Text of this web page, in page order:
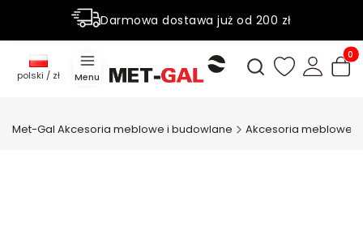
Darmowa dostawa już od 200 zł
Rabaty do 50% na wybrane produky
Menu
Otwórz
polski / zł
Met-Gal Akcesoria meblowe i budowlane Akcesoria meblowe